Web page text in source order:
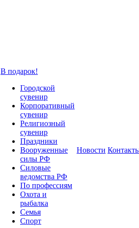
В подарок!
Городской
сувенир
Корпоративный
сувенир
Религиозный
сувенир
Праздники
Вооруженные
силы РФ
Силовые
ведомства РФ
По профессиям
Охота и
рыбалка
Семья
Спорт
Новости